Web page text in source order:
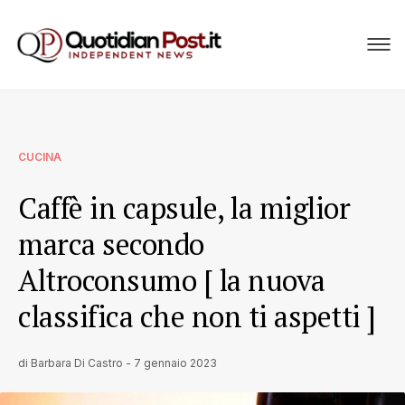
CUCINA
Caffè in capsule, la miglior
marca secondo
Altroconsumo [ la nuova
classifica che non ti aspetti ]
di Barbara Di Castro - 7 gennaio 2023